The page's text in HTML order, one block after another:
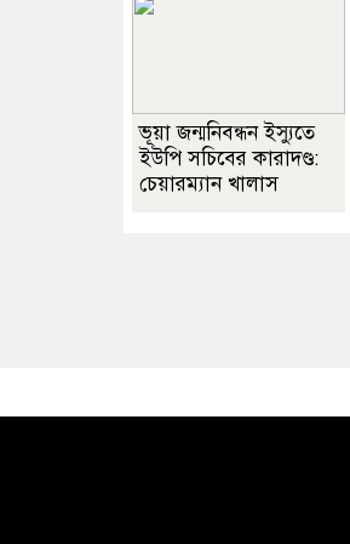
ভূয়া জন্মনিবন্ধন ইস্যুতে
ইউপি সচিবের কারাদণ্ড:
চেয়ারম্যান খালাস